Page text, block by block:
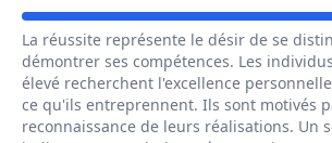
La réussite représente le désir de se
démontrer ses compétences. Les
élevé recherchent l'excellence
ce qu'ils entreprennent. Ils sont motivés
reconnaissance de leurs réalisations. Un